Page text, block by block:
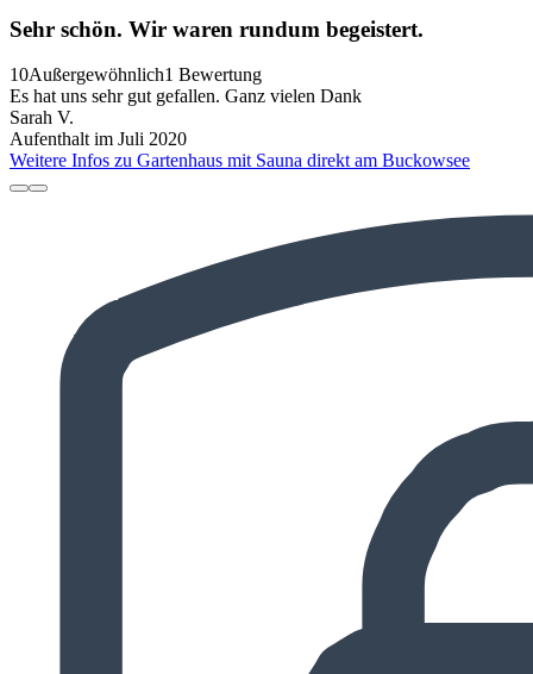
Sehr schön. Wir waren rundum begeistert.
10Außergewöhnlich1 Bewertung
Es hat uns sehr gut gefallen. Ganz vielen Dank
Sarah V.
Aufenthalt im Juli 2020
Weitere Infos zu Gartenhaus mit Sauna direkt am Buckowsee